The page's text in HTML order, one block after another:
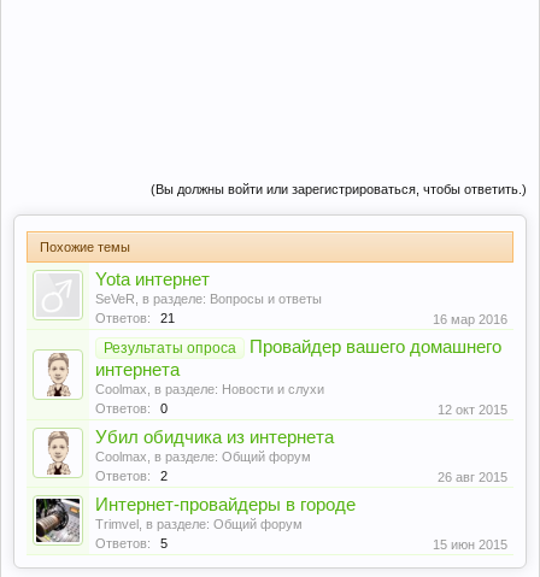
(Вы должны войти или зарегистрироваться, чтобы ответить.)
Похожие темы
Yota интернет
SeVeR , в разделе: Вопросы и ответы
Ответов:
21 16 мар 2016
Результаты опроса
Провайдер вашего домашнего
интернета
Coolmax , в разделе: Новости и слухи
Ответов:
0 12 окт 2015
Убил обидчика из интернета
Coolmax , в разделе: Общий форум
Ответов:
2 26 авг 2015
Интернет-провайдеры в городе
Trimvel , в разделе: Общий форум
Ответов:
5 15 июн 2015